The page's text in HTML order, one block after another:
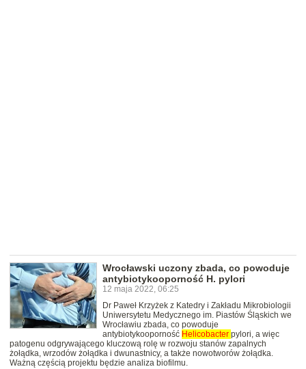
Wrocławski uczony zbada, co powoduje
antybiotykooporność H. pylori
12 maja 2022, 06:25
Dr Paweł Krzyżek z Katedry i Zakładu Mikrobiologii
Uniwersytetu Medycznego im. Piastów Śląskich we
Wrocławiu zbada, co powoduje
antybiotykooporność Helicobacter pylori, a więc
patogenu odgrywającego kluczową rolę w rozwoju stanów zapalnych
żołądka, wrzodów żołądka i dwunastnicy, a także nowotworów żołądka.
Ważną częścią projektu będzie analiza biofilmu.